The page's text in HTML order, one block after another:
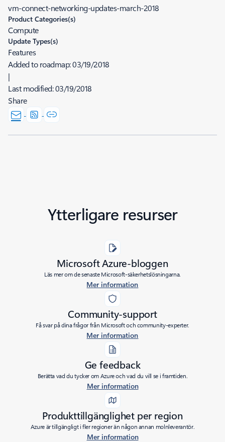
vm-connect-networking-updates-march-2018
Product Categories(s)
Compute
Update Types(s)
Features
Added to roadmap:03/19/2018
|
Last modified:03/19/2018
Share
Ytterligare resurser
Microsoft Azure-bloggen
Läs mer om de senaste Microsoft-säkerhetslösningarna.
Mer information
Community-support
Få svar på dina frågor från Microsoft och community-experter.
Mer information
Ge feedback
Berätta vad du tycker om Azure och vad du vill se i framtiden.
Mer information
Produkttillgänglighet per region
Azure är tillgängligt i fler regioner än någon annan molnleverantör.
Mer information